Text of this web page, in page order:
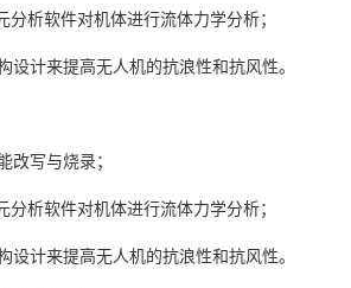
析软件对机体进行流体力学分析；
设计来提高无人机的抗浪性和抗风性。
改写与烧录；
析软件对机体进行流体力学分析；
设计来提高无人机的抗浪性和抗风性。